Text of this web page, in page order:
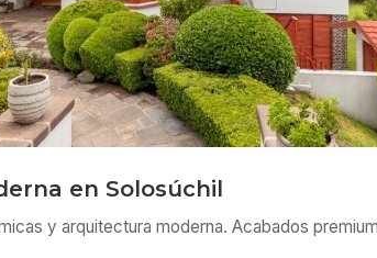
en Solosúchil
y arquitectura moderna. Acabados